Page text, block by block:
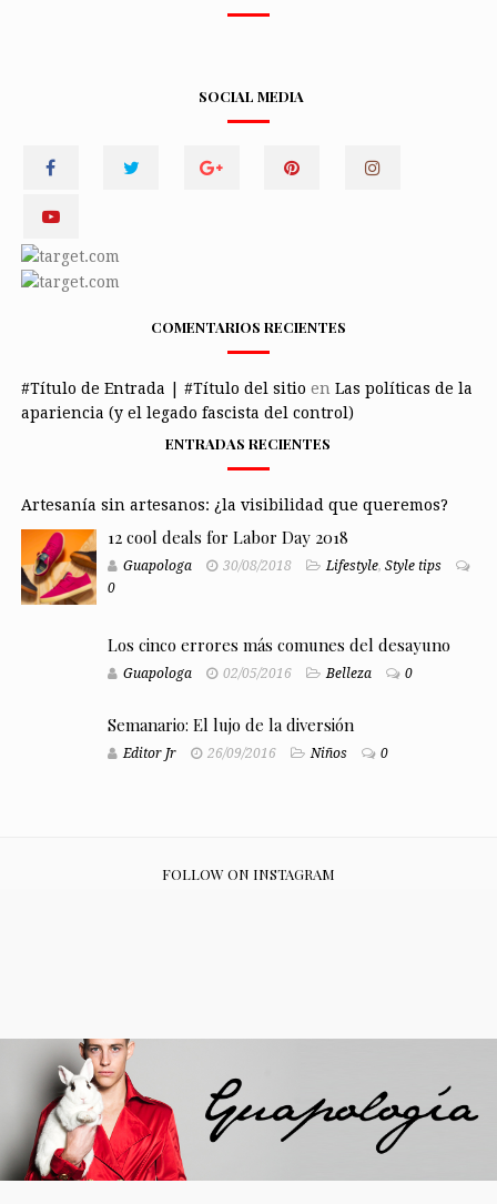
SOCIAL MEDIA
COMENTARIOS RECIENTES
#Título de Entrada | #Título del sitio en Las políticas de la
apariencia (y el legado fascista del control)
ENTRADAS RECIENTES
Artesanía sin artesanos: ¿la visibilidad que queremos?
12 cool deals for Labor Day 2018
Guapologa 30/08/2018 Lifestyle, Style tips
0
Los cinco errores más comunes del desayuno
Guapologa 02/05/2016 Belleza 0
Semanario: El lujo de la diversión
Editor Jr 26/09/2016 Niños 0
FOLLOW ON INSTAGRAM